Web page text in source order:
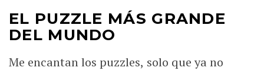
EL PUZZLE MÁS GRANDE
DEL MUNDO
Me encantan los puzzles, solo que ya no